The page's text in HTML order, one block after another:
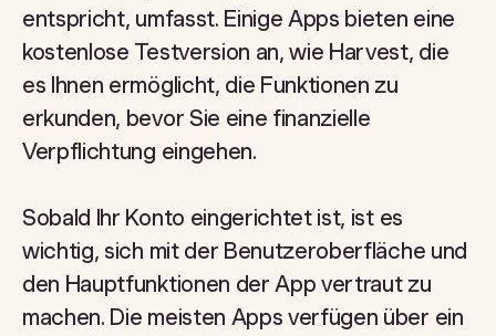
entspricht, umfasst. Einige Apps bieten eine
kostenlose Testversion an, wie Harvest, die
es Ihnen ermöglicht, die Funktionen zu
erkunden, bevor Sie eine finanzielle
Verpflichtung eingehen.
Sobald Ihr Konto eingerichtet ist, ist es
wichtig, sich mit der Benutzeroberfläche und
den Hauptfunktionen der App vertraut zu
machen. Die meisten Apps verfügen über ein